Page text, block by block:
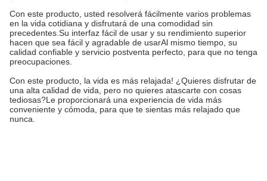
Con este producto, usted resolverá fácilmente varios problemas
en la vida cotidiana y disfrutará de una comodidad sin
precedentes.Su interfaz fácil de usar y su rendimiento superior
hacen que sea fácil y agradable de usarAl mismo tiempo, su
calidad confiable y servicio postventa perfecto, para que no tenga
preocupaciones.
Con este producto, la vida es más relajada! ¿Quieres disfrutar de
una alta calidad de vida, pero no quieres atascarte con cosas
tediosas?Le proporcionará una experiencia de vida más
conveniente y cómoda, para que te sientas más relajado que
nunca.